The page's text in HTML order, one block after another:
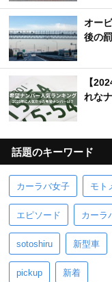
オー
後の
【
れな
話題のキーワード
カーラバ女子 モト
エピソード カーラ
sotoshiru 新型車
pickup 新着